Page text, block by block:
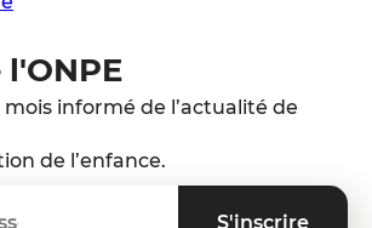
informé de l’actualité de
de l’enfance.